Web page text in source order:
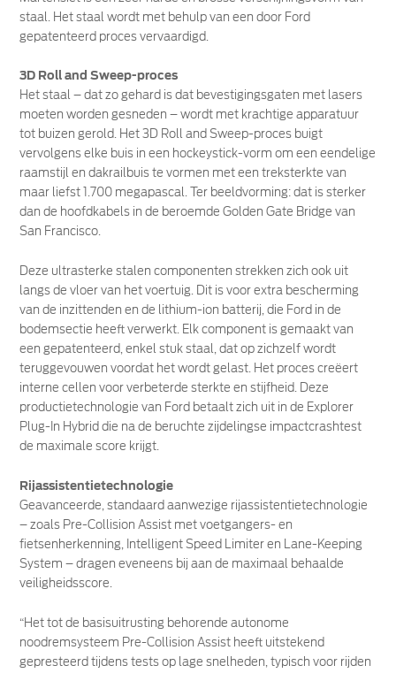
staal. Het staal wordt met behulp van een door Ford
gepatenteerd proces vervaardigd.
3D Roll and Sweep-proces
Het staal – dat zo gehard is dat bevestigingsgaten met lasers
moeten worden gesneden – wordt met krachtige apparatuur
tot buizen gerold. Het 3D Roll and Sweep-proces buigt
vervolgens elke buis in een hockeystick-vorm om een ​​eendelige
raamstijl en dakrailbuis te vormen met een treksterkte van
maar liefst 1.700 megapascal. Ter beeldvorming: dat is sterker
dan de hoofdkabels in de beroemde Golden Gate Bridge van
San Francisco.
Deze ultrasterke stalen componenten strekken zich ook uit
langs de vloer van het voertuig. Dit is voor extra bescherming
van de inzittenden en de lithium-ion batterij, die Ford in de
bodemsectie heeft verwerkt. Elk component is gemaakt van
een gepatenteerd, enkel stuk staal, dat op zichzelf wordt
teruggevouwen voordat het wordt gelast. Het proces creëert
interne cellen voor verbeterde sterkte en stijfheid. Deze
productietechnologie van Ford betaalt zich uit in de Explorer
Plug-In Hybrid die na de beruchte zijdelingse impactcrashtest
de maximale score krijgt.
Rijassistentietechnologie
Geavanceerde, standaard aanwezige rijassistentietechnologie
– zoals Pre-Collision Assist met voetgangers- en
fietsenherkenning, Intelligent Speed Limiter en Lane-Keeping
System – dragen eveneens bij aan de maximaal behaalde
veiligheidsscore.
“Het tot de basisuitrusting behorende autonome
noodremsysteem Pre-Collision Assist heeft uitstekend
gepresteerd tijdens tests op lage snelheden, typisch voor rijden